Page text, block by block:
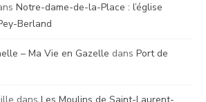
Notre-dame-de-la-Place : l’église
Berland
– Ma Vie en Gazelle dans Port de